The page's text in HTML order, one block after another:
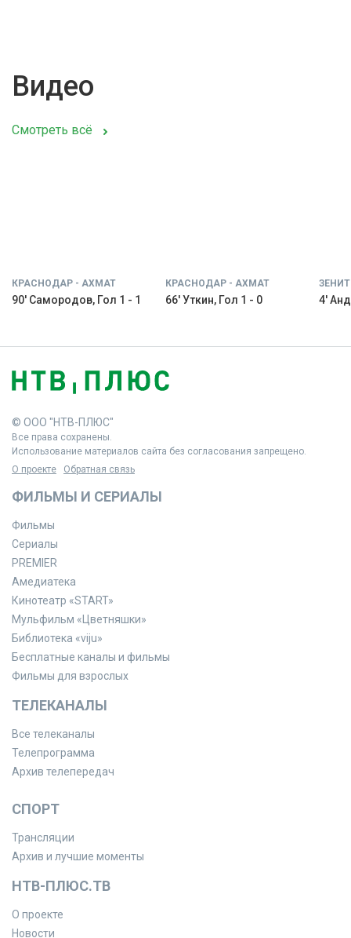
Видео
Смотреть всё
КРАСНОДАР - АХМАТ
90' Самородов, Гол 1 - 1
КРАСНОДАР - АХМАТ
66' Уткин, Гол 1 - 0 4'
© ООО "НТВ-ПЛЮС"
Все права сохранены.
Использование материалов сайта без согласования запрещено.
О проекте
Обратная связь
ФИЛЬМЫ И СЕРИАЛЫ
Фильмы
Сериалы
PREMIER
Амедиатека
Кинотеатр «START»
Мульфильм «Цветняшки»
Библиотека «viju»
Бесплатные каналы и фильмы
Фильмы для взрослых
ТЕЛЕКАНАЛЫ
Все телеканалы
Телепрограмма
Архив телепередач
СПОРТ
Трансляции
Архив и лучшие моменты
НТВ-ПЛЮС.ТВ
О проекте
Новости